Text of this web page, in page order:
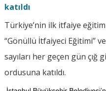
katıldı
Türkiye’nin ilk itfaiye
“Gönüllü İtfaiyeci Eğitimi”
sayıları her geçen gün
ordusuna katıldı.